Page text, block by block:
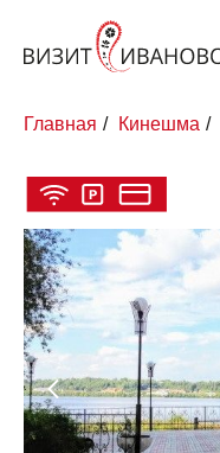
Главная / Кинешма /